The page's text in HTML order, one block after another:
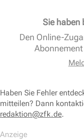
Sie haben
Den Online-
Haben Sie Fehler
mitteilen? Dann
redaktion@zfk.de.